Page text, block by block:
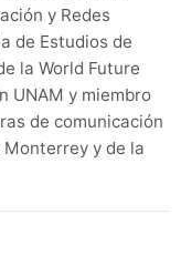
y Redes
de Estudios de
la World Future
UNAM y miembro
de comunicación
Monterrey y de la